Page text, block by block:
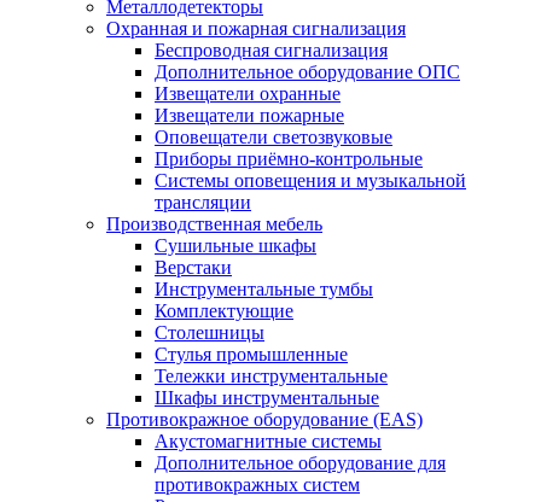
Металлодетекторы
Охранная и пожарная сигнализация
Беспроводная сигнализация
Дополнительное оборудование ОПС
Извещатели охранные
Извещатели пожарные
Оповещатели светозвуковые
Приборы приёмно-контрольные
Системы оповещения и музыкальной
трансляции
Производственная мебель
Cушильные шкафы
Верстаки
Инструментальные тумбы
Комплектующие
Столешницы
Стулья промышленные
Тележки инструментальные
Шкафы инструментальные
Противокражное оборудование (EAS)
Акустомагнитные системы
Дополнительное оборудование для
противокражных систем